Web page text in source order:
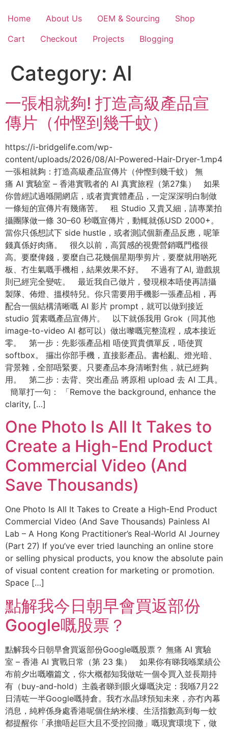
Home About Us OEM & Sourcing
Shop
Cart
Checkout Projects Blogging
Category: AI
一張相就夠! 打造高級產品宣
傳片（仲慳到幾千蚊）
https://i-bridgelife.com/wp-
content/uploads/2026/08/AI-Powered-Hair-Dryer-1.mp4
一張相就夠：打造高級產品宣傳片（仲慳到幾千蚊） 無
痛 AI 實驗室 – 香港實戰者的 AI 真實旅程（第27集） 如果
你曾經試過喺開網店，或者賣實體產品，一定深深明白制做
一條短的宣傳片有幾痛苦。 租 Studio 又貴又細，請專業拍
攝團隊做一條 30–60 秒嘅宣傳片，動輒就係USD 2000+。
當你只係想試下 side hustle，或者測試個新產品反應，呢筆
錢真係好肉痛。 很久以前，高質感的視覺營銷嘅門檻很
高。要麼俾錢，要麼自己花幾個星期學剪片，要麼就用啲死
板、冇生氣嘅手機相，結果效果不好。 不過有了AI, 遊戲規
則已經完全變咗。 最近我自己做片，發現根本唔使再請攝
製隊、佈燈、搵模特兒。你只需要用手機影一張產品相，再
配合一個結構清晰嘅 AI 影片 prompt，就可以做到接近
studio 質素嘅產品宣傳片。 以下就係我用 Grok（同其他
image-to-video AI 都可以）做出嚟嘅完整流程，成本接近
零。 第一步：先影張產品相 唔使買貴價單反，唔使買
softbox。 攞出你部手機，直接影產品。書枱亂、燈光暗、
背景雜，全部唔緊要。只要產品本身清晰對焦，就已經夠
用。 第二步：去背、突出產品 將原相 upload 去 AI 工具。
簡單打一句： 「Remove the background, enhance the
clarity, […]
One Photo Is All It Takes to
Create a High-End Product
Commercial Video (And
Save Thousands)
One Photo Is All It Takes to Create a High-End Product
Commercial Video (And Save Thousands) Painless AI
Lab – A Hong Kong Practitioner’s Real-World AI Journey
(Part 27) If you’ve ever tried launching an online store
or selling physical products, you know the absolute pain
of visual content creation for marketing or promotion.
Space […]
點解我今日朝早會買返部份
Google嘅股票？
點解我今日朝早會買返部份Google嘅股票？ 無痛 AI 實驗
室 – 香港 AI 實戰日常（第 23 集） 如果你有睇我喺業績公
布前夕出嘅嗰篇文，你大概都知我做咗一個令買入並長期持
有（buy-and-hold）主義者睇到眼火爆嘅決定：我喺7月22
日清咗一半Google嘅持倉。我冇水晶球預知未來，亦冇內幕
消息，純粹係身處香港呢個住納米樓、生活指數高到每一蚊
都提醒你「承擔唔起巨大且不受控回撤」嘅現實環境下，做